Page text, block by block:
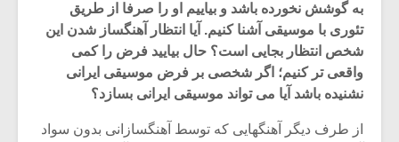
به گوشش نخورده باشد و بیاییم او را صرفا از طریق
تئوری با موسیقی آشنا کنیم. آیا انتظار آهنگساز شدن این
شخص انتظار بجایی است؟ حال بیایید فرض را کمی
واقعی تر کنیم؛ اگر شخصی بر فرض موسیقی ایرانی
نشنیده باشد آیا می تواند موسیقی ایرانی بسازد؟
از طرف دیگر آهنگهایی که توسط آهنگسازانی بدون سواد